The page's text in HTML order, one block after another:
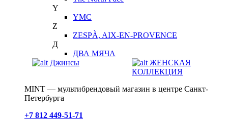
Y
YMC
Z
ZESPÀ, AIX-EN-PROVENCE
Д
ДВА МЯЧА
Джинсы
ЖЕНСКАЯ
КОЛЛЕКЦИЯ
MINT — мультибрендовый магазин в центре Санкт-
Петербурга
+7 812 449-51-71